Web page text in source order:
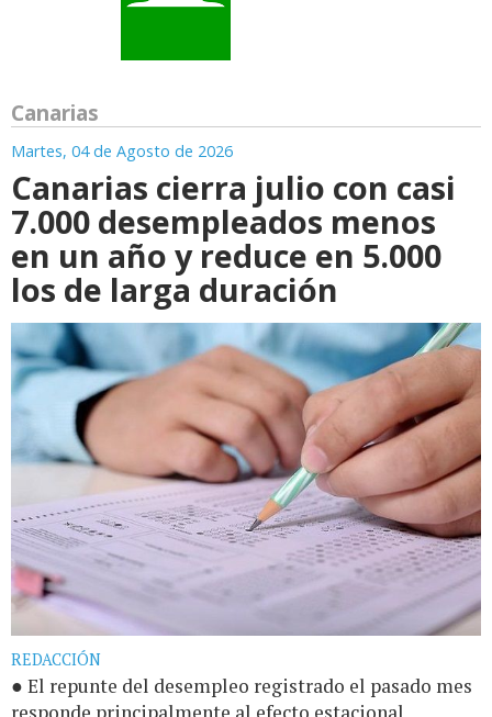
Canarias
Martes, 04 de Agosto de 2026
Canarias cierra julio con casi
7.000 desempleados menos
en un año y reduce en 5.000
los de larga duración
REDACCIÓN
● El repunte del desempleo registrado el pasado mes
responde principalmente al efecto estacional